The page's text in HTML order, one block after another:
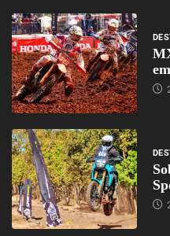
em